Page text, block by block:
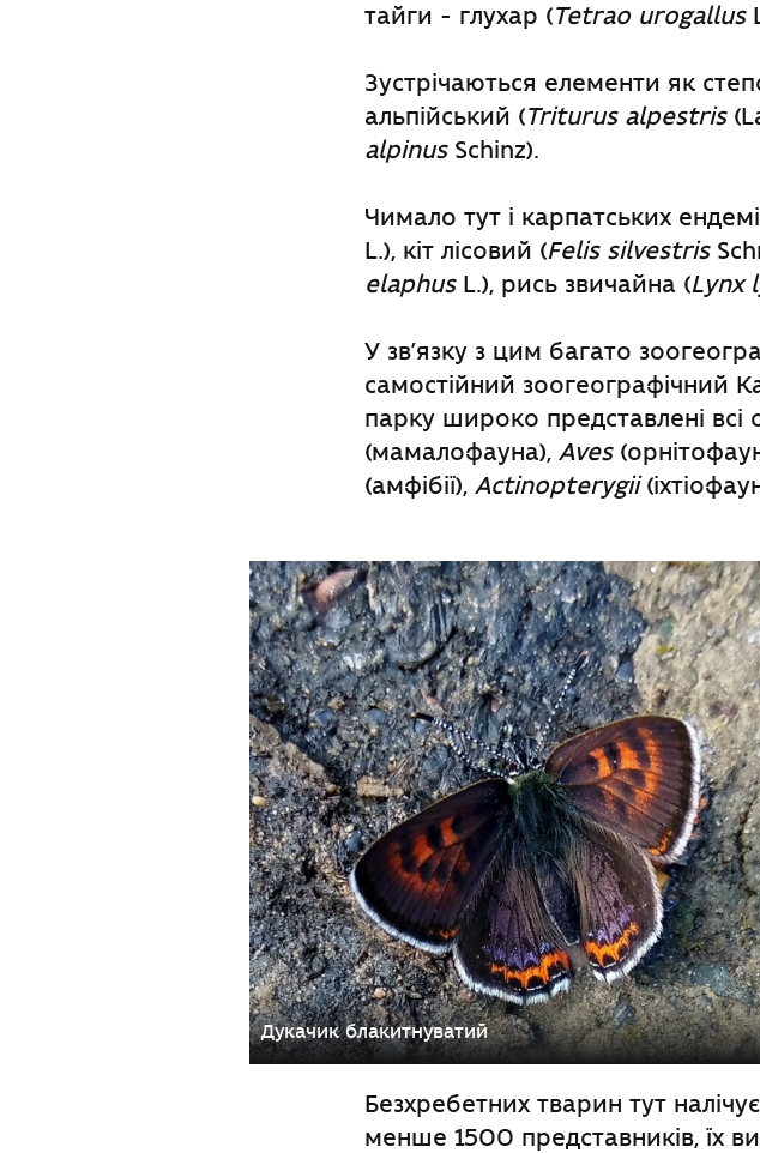
тайги - глухар (Tetrao urogallus
Зустрічаються елементи як
альпійський (Triturus alpestris
alpinusSchinz).
Чимало тут і карпатських
L.), кіт лісовий (Felis silvestris
elaphusL.), рись звичайна (Lynx
У зв’язку з цим багато
самостійний зоогеографічний
парку широко представлені всі
(мамалофауна), Aves
(амфібії), Actinopterygii
Дукачик блакитнуватий
Безхребетних тварин тут
менше 1500 представників, їх